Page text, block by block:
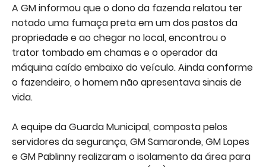
A GM informou que o dono da fazenda relatou ter
notado uma fumaça preta em um dos pastos da
propriedade e ao chegar no local, encontrou o
trator tombado em chamas e o operador da
máquina caído embaixo do veículo. Ainda conforme
o fazendeiro, o homem não apresentava sinais de
vida.
A equipe da Guarda Municipal, composta pelos
servidores da segurança, GM Samaronde, GM Lopes
e GM Pablinny realizaram o isolamento da área para